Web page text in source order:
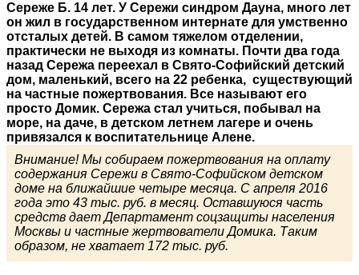
Сереже Б. 14 лет. У Сережи синдром Дауна, много лет
он жил в государственном интернате для умственно
отсталых детей. В самом тяжелом отделении,
практически не выходя из комнаты. Почти два года
назад Сережа переехал в Свято-Софийский детский
дом, маленький, всего на 22 ребенка, существующий
на частные пожертвования. Все называют его
просто Домик. Сережа стал учиться, побывал на
море, на даче, в детском летнем лагере и очень
привязался к воспитательнице Алене.
Внимание! Мы собираем пожертвования на оплату
содержания Сережи в Свято-Софийском детском
доме на ближайшие четыре месяца. С апреля 2016
года это 43 тыс. руб. в месяц. Оставшуюся часть
средств дает Департамент соцзащиты населения
Москвы и частные жертвователи Домика. Таким
образом, не хватает 172 тыс. руб.